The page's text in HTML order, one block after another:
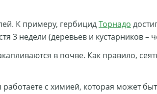
К примеру, гербицидТорнадо
3 недели (деревьев и кустарников –
в почве. Как правило,
с химией, которая может